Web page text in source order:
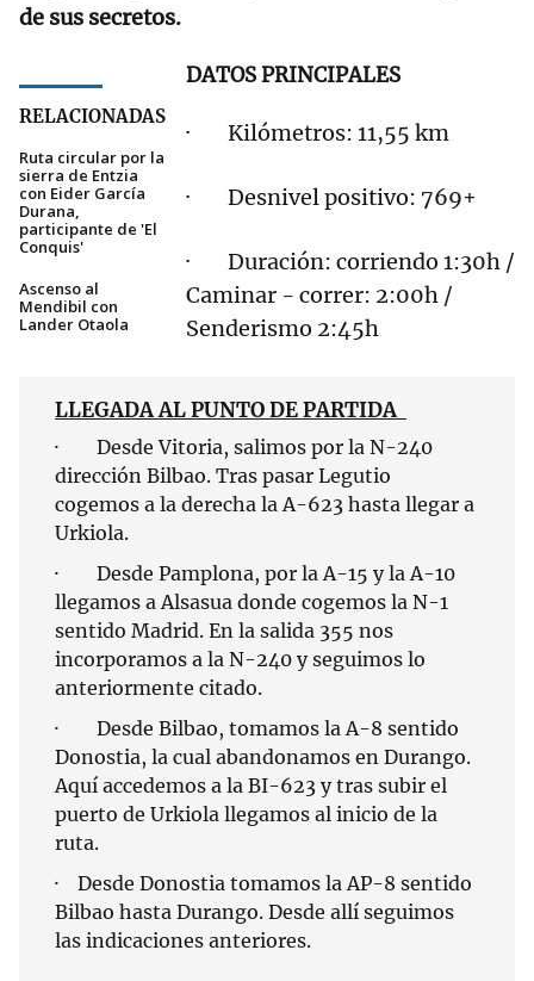
de sus secretos.
RELACIONADAS
Ruta circular por la
sierra de Entzia
con Eider García
Durana,
participante de 'El
Conquis'
Ascenso al
Mendibil con
Lander Otaola
DATOS PRINCIPALES
· Kilómetros: 11,55 km
· Desnivel positivo: 769+
· Duración: corriendo 1:30h /
Caminar - correr: 2:00h /
Senderismo 2:45h
LLEGADA AL PUNTO DE PARTIDA
· Desde Vitoria, salimos por la N-240
dirección Bilbao. Tras pasar Legutio
cogemos a la derecha la A-623 hasta llegar a
Urkiola.
· Desde Pamplona, por la A-15 y la A-10
llegamos a Alsasua donde cogemos la N-1
sentido Madrid. En la salida 355 nos
incorporamos a la N-240 y seguimos lo
anteriormente citado.
· Desde Bilbao, tomamos la A-8 sentido
Donostia, la cual abandonamos en Durango.
Aquí accedemos a la BI-623 y tras subir el
puerto de Urkiola llegamos al inicio de la
ruta.
· Desde Donostia tomamos la AP-8 sentido
Bilbao hasta Durango. Desde allí seguimos
las indicaciones anteriores.